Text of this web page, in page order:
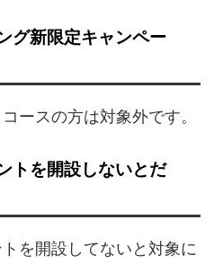
グ新限定キャンペー
ースの方は対象外です。
トを開設しないとだ
を開設してないと対象に